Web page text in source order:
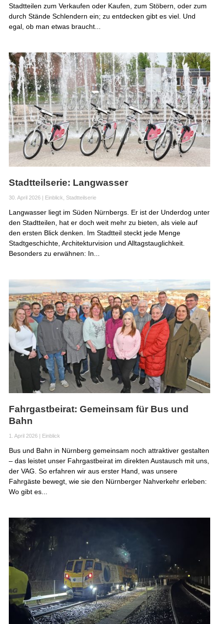
Stadtteilen zum Verkaufen oder Kaufen, zum Stöbern, oder zum
durch Stände Schlendern ein; zu entdecken gibt es viel. Und
egal, ob man etwas braucht...
Stadtteilserie: Langwasser
30. April 2026| Einblick Stadtteilserie
Langwasser liegt im Süden Nürnbergs. Er ist der Underdog unter
den Stadtteilen, hat er doch weit mehr zu bieten, als viele auf
den ersten Blick denken. Im Stadtteil steckt jede Menge
Stadtgeschichte, Architekturvision und Alltagstauglichkeit.
Besonders zu erwähnen: In...
Fahrgastbeirat: Gemeinsam für Bus und
Bahn
1. April 2026| Einblick
Bus und Bahn in Nürnberg gemeinsam noch attraktiver gestalten
– das leistet unser Fahrgastbeirat im direkten Austausch mit uns,
der VAG. So erfahren wir aus erster Hand, was unsere
Fahrgäste bewegt, wie sie den Nürnberger Nahverkehr erleben:
Wo gibt es...